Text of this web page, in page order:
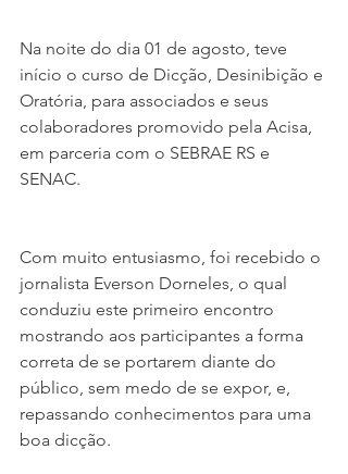
Na noite do dia 01 de agosto, teve
início o curso de Dicção, Desinibição e
Oratória, para associados e seus
colaboradores promovido pela Acisa,
em parceria com o SEBRAE RS e
SENAC.
Com muito entusiasmo, foi recebido o
jornalista Everson Dorneles, o qual
conduziu este primeiro encontro
mostrando aos participantes a forma
correta de se portarem diante do
público, sem medo de se expor, e,
repassando conhecimentos para uma
boa dicção.